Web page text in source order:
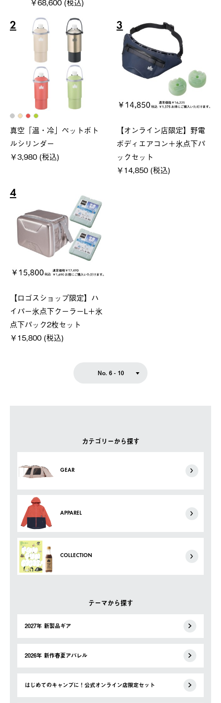
カテゴリーから探す
GEAR
APPAREL
COLLECTION
テーマから探す
2027年 新製品ギア
2026年 新作春夏アパレル
はじめてのキャンプに！公式オンライン店限定セット
2
真空「温・冷」ペットボト
ルシリンダー
￥3,980 (税込)
3
【オンライン店限定】野電
ボディエアコン＋氷点下パ
ックセット
￥14,850 (税込)
4
【ロゴスショップ限定】ハ
イパー氷点下クーラーL＋氷
点下パック2枚セット
￥15,800 (税込)
No. 6 - 10